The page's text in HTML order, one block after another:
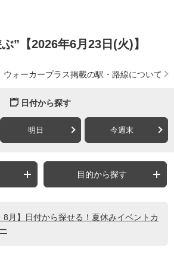
”【2026年6月23日(火)】
ウォーカープラス掲載の駅・路線について
日付から探す
明日 今週末
目的から探す
8月】日付から探せる！夏休みイベントカ